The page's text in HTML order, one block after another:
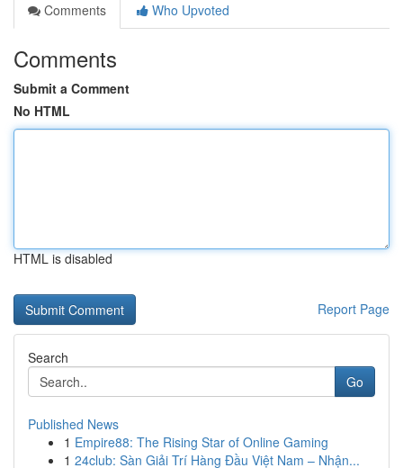
Comments
Who Upvoted
Comments
Submit a Comment
No HTML
HTML is disabled
Report Page
Search
Go
Published News
1 Empire88: The Rising Star of Online Gaming
1 24club: Sàn Giải Trí Hàng Đầu Việt Nam – Nhận...